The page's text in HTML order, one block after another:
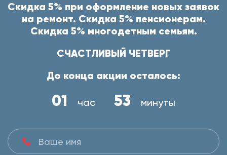
Скидка 5% при оформление новых заявок
на ремонт. Скидка 5% пенсионерам.
Скидка 5% многодетным семьям.
СЧАСТЛИВЫЙ ЧЕТВЕРГ
До конца акции осталось:
01 час 53 минуты